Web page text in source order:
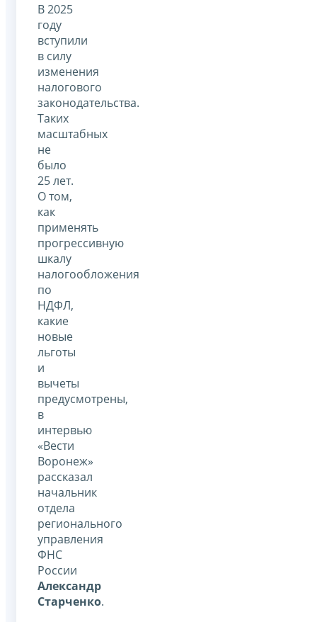
В 2025
году
вступили
в силу
изменения
налогового
законодательства.
Таких
масштабных
не
было
25 лет.
О том,
как
применять
прогрессивную
шкалу
налогообложения
по
НДФЛ,
какие
новые
льготы
и
вычеты
предусмотрены,
в
интервью
«Вести
Воронеж»
рассказал
начальник
отдела
регионального
управления
ФНС
России
Александр
Старченко.